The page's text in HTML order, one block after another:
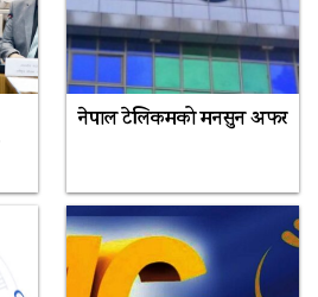
नेपाल टेलिकमको मनसुन अफर